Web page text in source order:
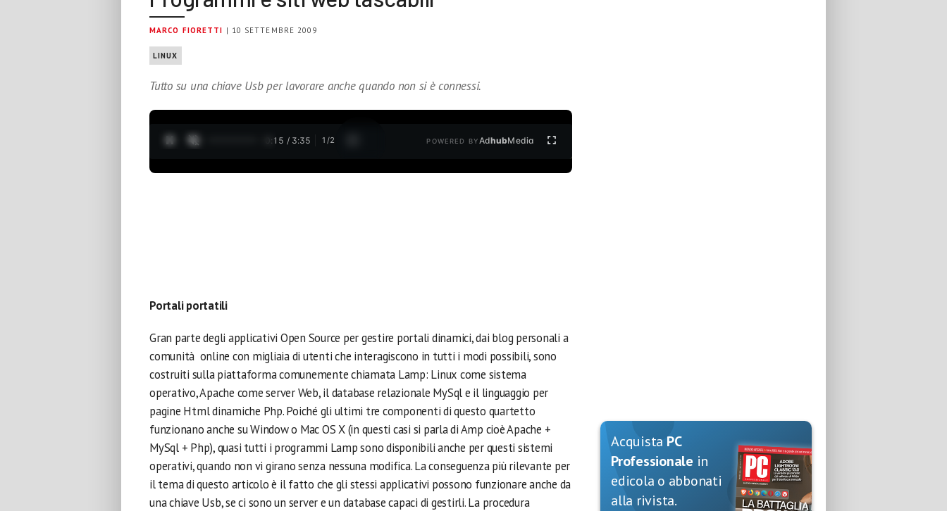
MARCO FIORETTI | 10 SETTEMBRE 2009
LINUX
Tutto su una chiave Usb per lavorare anche quando non si è connessi.
0:16 / 3:35 1 /2 POWERED BYAdhubMedia
Portali portatili
Gran parte degli applicativi Open Source per gestire portali dinamici, dai blog personali a
comunità online con migliaia di utenti che interagiscono in tutti i modi possibili, sono
costruiti sulla piattaforma comunemente chiamata Lamp: Linux come sistema
operativo, Apache come server Web, il database relazionale MySql e il linguaggio per
pagine Html dinamiche Php. Poiché gli ultimi tre componenti di questo quartetto
funzionano anche su Window o Mac OS X (in questi casi si parla di Amp cioè Apache +
MySql + Php), quasi tutti i programmi Lamp sono disponibili anche per questi sistemi
operativi, quando non vi girano senza nessuna modifica. La conseguenza più rilevante per
il tema di questo articolo è il fatto che gli stessi applicativi possono funzionare anche da
una chiave Usb, se ci sono un server e un database capaci di gestirli. La procedura
Acquista PC
Professionale in
edicola o abbonati
alla rivista.